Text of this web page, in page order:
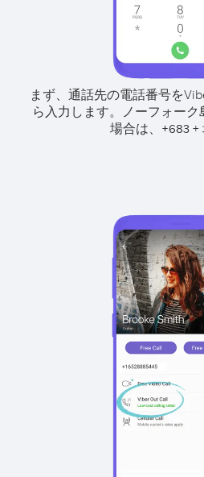
まず、通話先の電話番号を
ら入力します。
ノーフォー
場合は、
+683+